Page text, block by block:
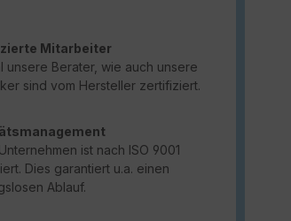
Mitarbeiter
unsere Berater, wie auch unsere
sind vom Hersteller zertifiziert.
ist nach ISO 9001
Dies garantiert u.a. einen
Ablauf.